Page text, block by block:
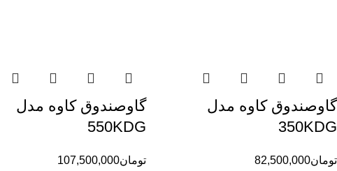
گاوصندوق کاوه مدل
350KDG
تومان82,500,000
گاوصندوق کاوه مدل
550KDG
تومان107,500,000